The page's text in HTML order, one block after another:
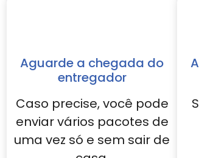
Aguarde a chegada do
entregador
Caso precise, você pode
enviar vários pacotes de
uma vez só e sem sair de